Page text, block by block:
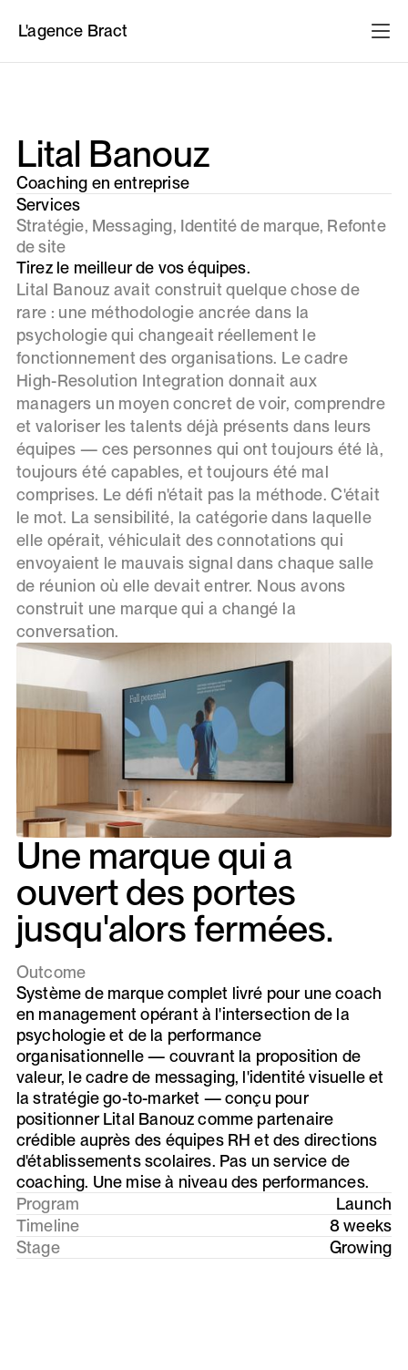
L'agence Bract
Lital Banouz
Coaching en entreprise
Services
Stratégie, Messaging, Identité de marque, Refonte
de site
Tirez le meilleur de vos équipes.
Lital Banouz avait construit quelque chose de
rare : une méthodologie ancrée dans la
psychologie qui changeait réellement le
fonctionnement des organisations. Le cadre
High-Resolution Integration donnait aux
managers un moyen concret de voir, comprendre
et valoriser les talents déjà présents dans leurs
équipes — ces personnes qui ont toujours été là,
toujours été capables, et toujours été mal
comprises. Le défi n'était pas la méthode. C'était
le mot. La sensibilité, la catégorie dans laquelle
elle opérait, véhiculait des connotations qui
envoyaient le mauvais signal dans chaque salle
de réunion où elle devait entrer. Nous avons
construit une marque qui a changé la
conversation.
Une marque qui a
ouvert des portes
jusqu'alors fermées.
Outcome
Système de marque complet livré pour une coach
en management opérant à l'intersection de la
psychologie et de la performance
organisationnelle — couvrant la proposition de
valeur, le cadre de messaging, l'identité visuelle et
la stratégie go-to-market — conçu pour
positionner Lital Banouz comme partenaire
crédible auprès des équipes RH et des directions
d'établissements scolaires. Pas un service de
coaching. Une mise à niveau des performances.
Program
Launch
Timeline
8 weeks
Stage
Growing